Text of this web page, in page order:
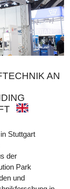
AN
Stuttgart
der
Park
und